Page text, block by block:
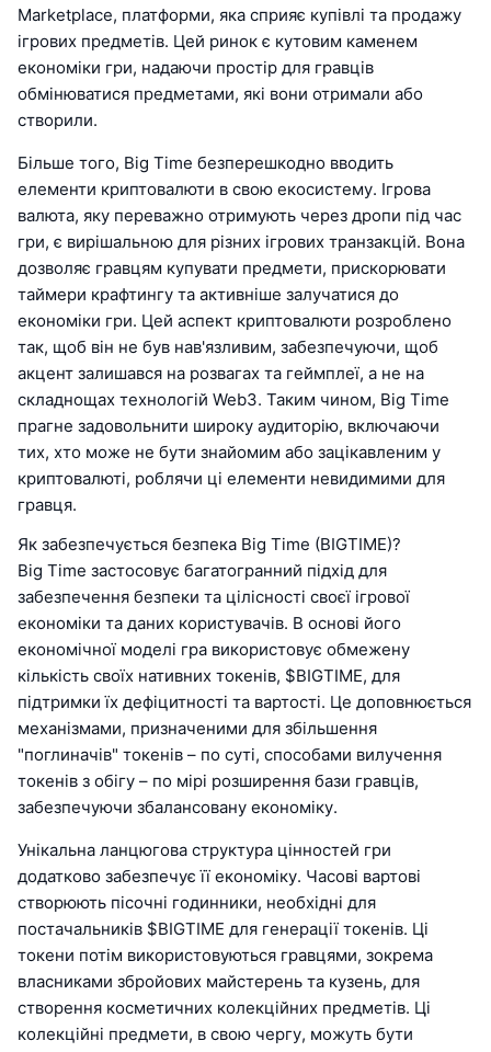
Marketplace, платформи, яка сприяє купівлі та продажу
ігрових предметів. Цей ринок є кутовим каменем
економіки гри, надаючи простір для гравців
обмінюватися предметами, які вони отримали або
створили.
Більше того, Big Time безперешкодно вводить
елементи криптовалюти в свою екосистему. Ігрова
валюта, яку переважно отримують через дропи під час
гри, є вирішальною для різних ігрових транзакцій. Вона
дозволяє гравцям купувати предмети, прискорювати
таймери крафтингу та активніше залучатися до
економіки гри. Цей аспект криптовалюти розроблено
так, щоб він не був нав'язливим, забезпечуючи, щоб
акцент залишався на розвагах та геймплеї, а не на
складнощах технологій Web3. Таким чином, Big Time
прагне задовольнити широку аудиторію, включаючи
тих, хто може не бути знайомим або зацікавленим у
криптовалюті, роблячи ці елементи невидимими для
гравця.
Як забезпечується безпека Big Time (BIGTIME)?
Big Time застосовує багатогранний підхід для
забезпечення безпеки та цілісності своєї ігрової
економіки та даних користувачів. В основі його
економічної моделі гра використовує обмежену
кількість своїх нативних токенів, $BIGTIME, для
підтримки їх дефіцитності та вартості. Це доповнюється
механізмами, призначеними для збільшення
"поглиначів" токенів – по суті, способами вилучення
токенів з обігу – по мірі розширення бази гравців,
забезпечуючи збалансовану економіку.
Унікальна ланцюгова структура цінностей гри
додатково забезпечує її економіку. Часові вартові
створюють пісочні годинники, необхідні для
постачальників $BIGTIME для генерації токенів. Ці
токени потім використовуються гравцями, зокрема
власниками збройових майстерень та кузень, для
створення косметичних колекційних предметів. Ці
колекційні предмети, в свою чергу, можуть бути